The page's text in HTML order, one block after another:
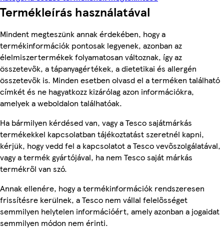
Termékleírás használatával
Mindent megteszünk annak érdekében, hogy a
termékinformációk pontosak legyenek, azonban az
élelmiszertermékek folyamatosan változnak, így az
összetevők, a tápanyagértékek, a dietetikai és allergén
összetevők is. Minden esetben olvasd el a terméken található
címkét és ne hagyatkozz kizárólag azon információkra,
amelyek a weboldalon találhatóak.
Ha bármilyen kérdésed van, vagy a Tesco sajátmárkás
termékekkel kapcsolatban tájékoztatást szeretnél kapni,
kérjük, hogy vedd fel a kapcsolatot a Tesco vevőszolgálatával,
vagy a termék gyártójával, ha nem Tesco saját márkás
termékről van szó.
Annak ellenére, hogy a termékinformációk rendszeresen
frissítésre kerülnek, a Tesco nem vállal felelősséget
semmilyen helytelen információért, amely azonban a jogaidat
semmilyen módon nem érinti.